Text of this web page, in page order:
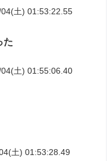
04(土) 01:53:22.55
た
04(土) 01:55:06.40
土) 01:53:28.49